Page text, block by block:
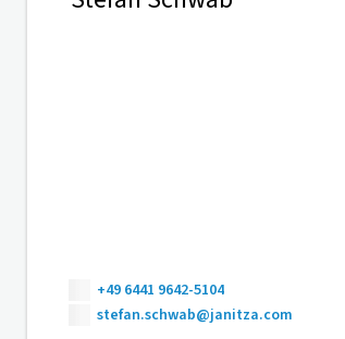
+49 6441 9642-5104
stefan.schwab@janitza.com